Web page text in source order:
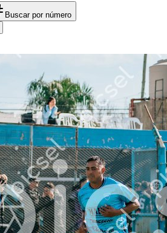
Buscar por número